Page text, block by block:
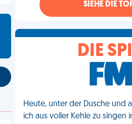
SIEHE DIE
DIE
Heute, unter der Dusche und
ich aus voller Kehle zu singen